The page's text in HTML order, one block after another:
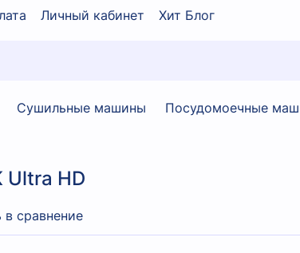
Личный кабинет Хит Блог
Сушильные машины Посудомоечные
Ultra HD
в сравнение